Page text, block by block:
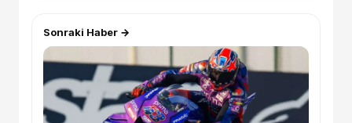
Sonraki Haber →